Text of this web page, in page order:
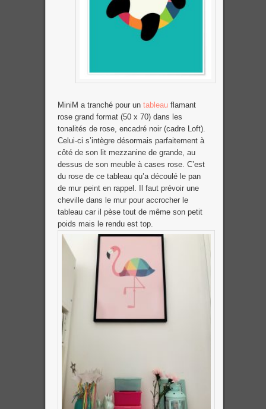
MiniM a tranché pour un tableauflamant
rose grand format (50 x 70) dans les
tonalités de rose, encadré noir (cadre Loft).
Celui-ci s’intègre désormais parfaitement à
côté de son lit mezzanine de grande, au
dessus de son meuble à cases rose. C’est
du rose de ce tableau qu’a découlé le pan
de mur peint en rappel. Il faut prévoir une
cheville dans le mur pour accrocher le
tableau car il pèse tout de même son petit
poids mais le rendu est top.